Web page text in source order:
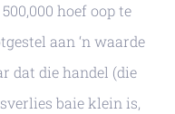
hoef oop te
aan ‘n waarde
dat die handel (die
baie klein is,